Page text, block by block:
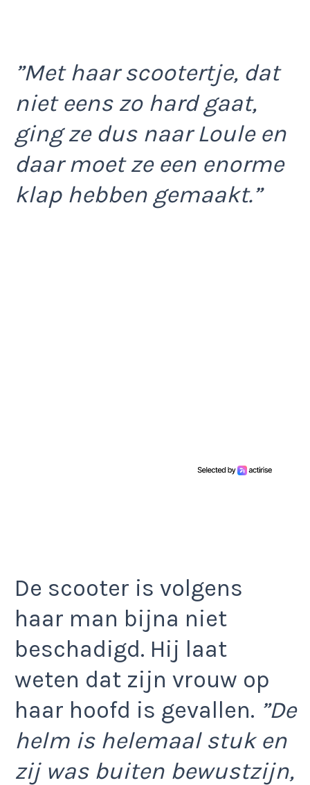
”Met haar scootertje, dat
niet eens zo hard gaat,
ging ze dus naar Loule en
daar moet ze een enorme
klap hebben gemaakt.”
De scooter is volgens
haar man bijna niet
beschadigd. Hij laat
weten dat zijn vrouw op
haar hoofd is gevallen. ”De
helm is helemaal stuk en
zij was buiten bewustzijn,